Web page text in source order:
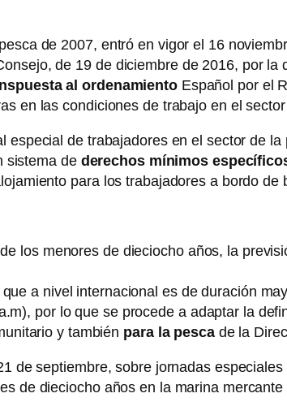
de 2007, entró en vigor el 16
de 19 de diciembre de 2016, por la
al ordenamientoEspañol por el
en las condiciones de trabajo en el
de trabajadores en el sector de
sistema de derechos mínimos
para los trabajadores a bordo de
los menores de dieciocho años, la
a nivel internacional es de duración
por lo que se procede a adaptar la
y también para la pescade la
de septiembre, sobre jornadas
de dieciocho años en la marina